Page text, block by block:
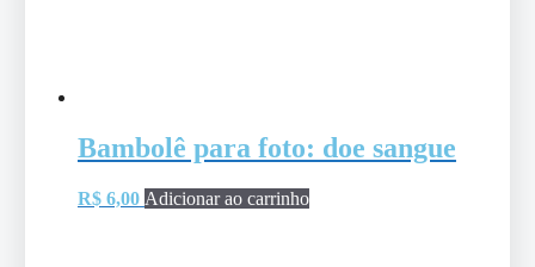
Bambolê para foto: doe sangue
R$6,00 Adicionar ao carrinho